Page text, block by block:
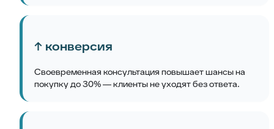
↑ конверсия
Своевременная консультация повышает шансы на
покупку до 30% — клиенты не уходят без ответа.